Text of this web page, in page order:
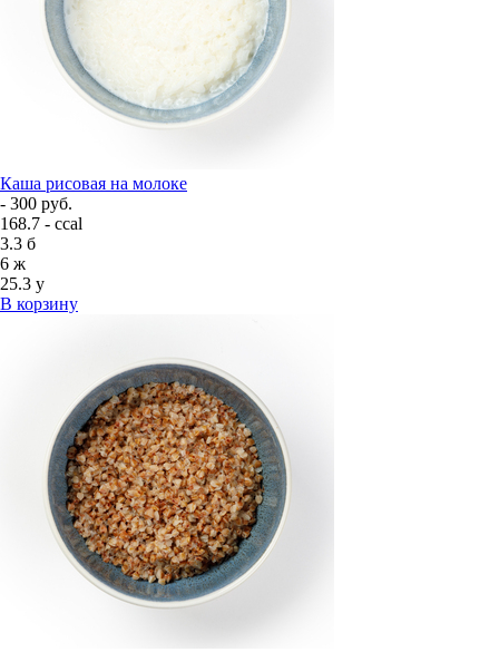
Каша рисовая на молоке
- 300 руб.
168.7 - ccal
3.3 б
6 ж
25.3 у
В корзину